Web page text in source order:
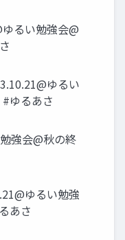
るい勉強会@
ゆるい
ゆるあさ
強会@秋の終
ゆるい勉強
あさ